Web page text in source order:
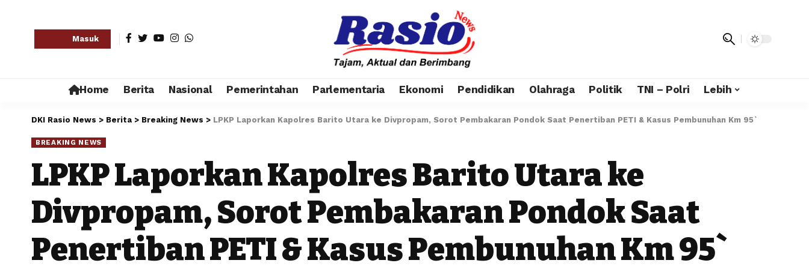
Masuk
Home Berita Nasional Pemerintahan Parlementaria Ekonomi Pendidikan Olahraga Politik TNI – Polri Lebih
DKI Rasio News > Berita > Breaking News > LPKP Laporkan Kapolres Barito Utara ke Divpropam, Sorot Pembakaran Pondok Saat Penertiban PETI & Kasus Pembunuhan Km 95`
BREAKING NEWS
LPKP Laporkan Kapolres Barito Utara ke
Divpropam, Sorot Pembakaran Pondok Saat
Penertiban PETI & Kasus Pembunuhan Km 95`